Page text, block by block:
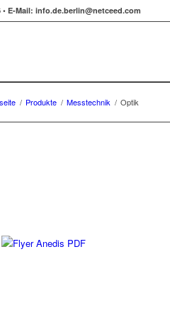
•E-Mail: info.de.berlin@netceed.com
/ Produkte / Messtechnik / Optik